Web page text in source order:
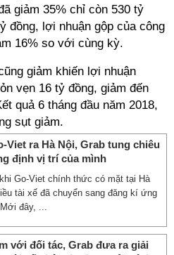
giảm 35% chỉ còn 530 tỷ
đồng, lợi nhuận gộp của công
16% so với cùng kỳ.
giảm khiến lợi nhuận
vẹn 16 tỷ đồng, giảm đến
quả 6 tháng đầu năm 2018,
sụt giảm.
Viet ra Hà Nội, Grab tung chiêu
định vị trí của mình
Go-Viet chính thức có mặt tại Hà
tài xế đã chuyển sang đăng kí ứng
đây, ...
với đối tác, Grab đưa ra giải